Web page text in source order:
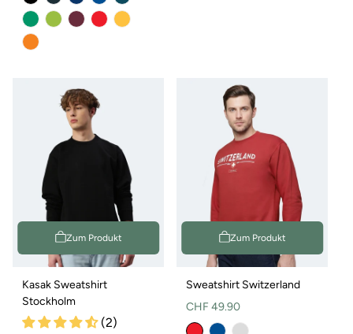
Zum Produkt
Kasak Sweatshirt
Stockholm
(2)
Zum Produkt
Sweatshirt Switzerland
Normaler
Preis
CHF 49.90